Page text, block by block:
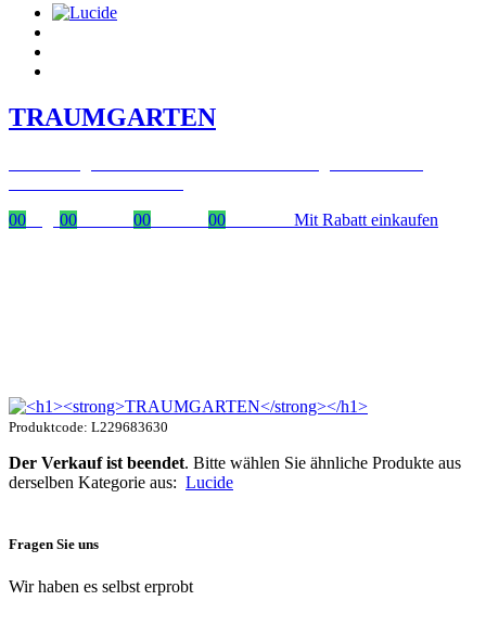
TRAUMGARTEN
00
00 00 00 Mit Rabatt einkaufen
Produktcode: L229683630
Der Verkauf ist beendet. Bitte wählen Sie ähnliche Produkte aus
derselben Kategorie aus: Lucide
Fragen Sie uns
Wir haben es selbst erprobt